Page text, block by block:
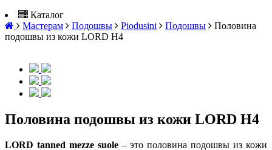
Каталог
Мастерам
Подошвы Piodusini Подошвы
Половина
подошвы из кожи LORD H4
Половина подошвы из кожи LORD H4
LORD tanned mezze suole–это половина подошвы из кожи